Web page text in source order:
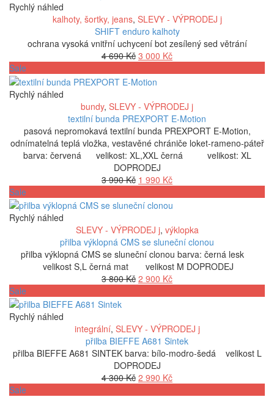
Rychlý náhled
kalhoty, šortky, jeans, SLEVY - VÝPRODEJ j
SHIFT enduro kalhoty
ochrana vysoká vnitřní uchycení bot zesílený sed větrání
4 690Kč Původní
byla:
690 Kč.
3 000 KčAktuální
000 Kč.
Sale
Rychlý náhled
bundy, SLEVY - VÝPRODEJ j
textilní bunda PREXPORT E-Motion
pasová nepromokavá textilní bunda PREXPORT E-Motion,
odnímatelná teplá vložka, vestavěné chrániče loket-rameno-páteř
barva: červená velikost: XL,XXL černá velikost: XL
DOPRODEJ
3 990Kč Původní
byla:
990 Kč.
1 990 KčAktuální
je:
990 Kč.
Sale
Rychlý náhled
SLEVY - VÝPRODEJ j, výklopka
přilba výklopná CMS se sluneční clonou
přilba výklopná CMS se sluneční clonou barva: černá lesk
velikost S,L černá mat velikost M DOPRODEJ
3 800Kč Původní
800 Kč.
2 900 KčAktuální
900 Kč.
Sale
Rychlý náhled
integrální, SLEVY - VÝPRODEJ j
přilba BIEFFE A681 Sintek
přilba BIEFFE A681 SINTEK barva: bílo-modro-šedá velikost L
DOPRODEJ
4 300Kč Původní
2 990 KčAktuální
Sale